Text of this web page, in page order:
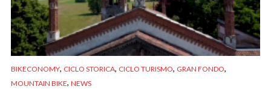
BIKECONOMY, CICLO STORICA, CICLO TURISMO, GRAN FONDO,
MOUNTAIN BIKE, NEWS